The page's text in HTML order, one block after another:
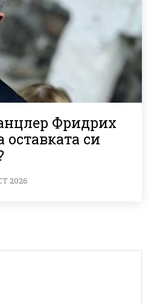
Фридрих
си
2026